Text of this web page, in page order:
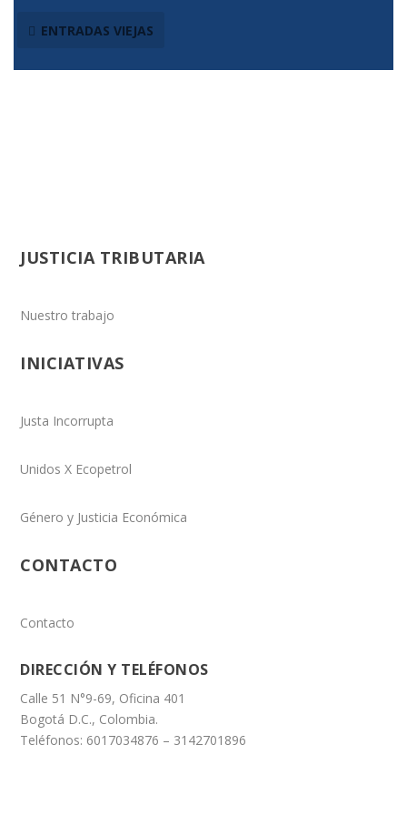
ENTRADAS VIEJAS
JUSTICIA TRIBUTARIA
Nuestro trabajo
INICIATIVAS
Justa Incorrupta
Unidos X Ecopetrol
Género y Justicia Económica
CONTACTO
Contacto
DIRECCIÓN Y TELÉFONOS
Calle 51 N°9-69, Oficina 401
Bogotá D.C., Colombia.
Teléfonos: 6017034876 – 3142701896